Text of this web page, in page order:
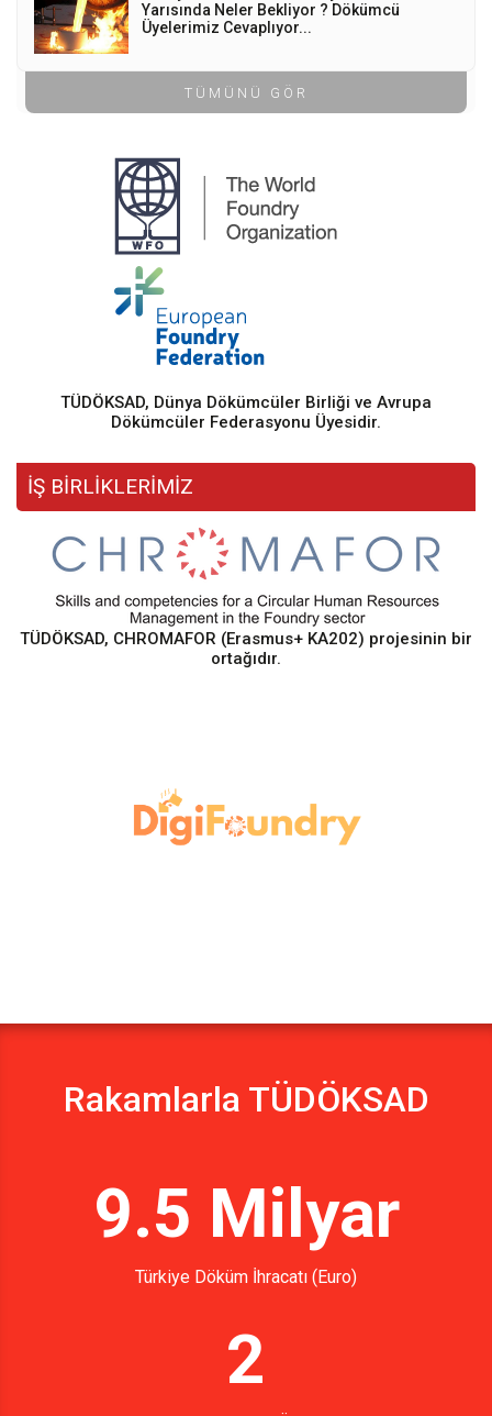
Yarısında Neler Bekliyor ? Dökümcü
Üyelerimiz Cevaplıyor...
TÜMÜNÜ GÖR
TÜDÖKSAD, Dünya Dökümcüler Birliği ve Avrupa
Dökümcüler Federasyonu Üyesidir.
İŞ BİRLİKLERİMİZ
TÜDÖKSAD, CHROMAFOR (Erasmus+ KA202) projesinin bir
ortağıdır.
Rakamlarla TÜDÖKSAD
9.5 Milyar
Türkiye Döküm İhracatı (Euro)
2